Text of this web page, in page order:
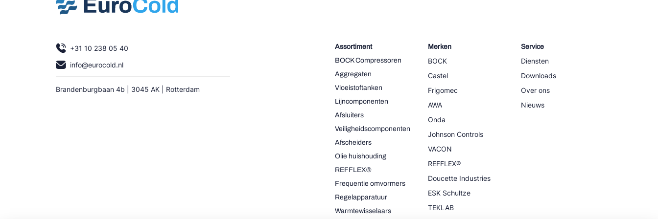
+31 10 238 05 40
info@eurocold.nl
Brandenburgbaan 4b | 3045 AK | Rotterdam
Assortiment
BOCK Compressoren
Aggregaten
Vloeistoftanken
Lijncomponenten
Afsluiters
Veiligheidscomponenten
Afscheiders
Olie huishouding
REFFLEX®
Frequentie omvormers
Regelapparatuur
Warmtewisselaars
Merken
BOCK
Castel
Frigomec
AWA
Onda
Johnson Controls
VACON
REFFLEX®
Doucette Industries
ESK Schultze
TEKLAB
Service
Diensten
Downloads
Over ons
Nieuws